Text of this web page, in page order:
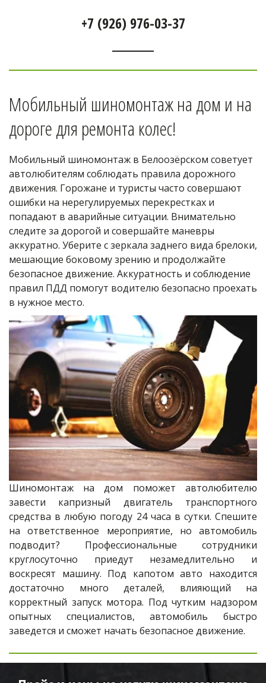
+7 (926) 976-03-37
Мобильный шиномонтаж на дом и на
дороге для ремонта колес!
Мобильный шиномонтаж в Белоозёрском советует
автолюбителям соблюдать правила дорожного
движения. Горожане и туристы часто совершают
ошибки на нерегулируемых перекрестках и
попадают в аварийные ситуации. Внимательно
следите за дорогой и совершайте маневры
аккуратно. Уберите с зеркала заднего вида брелоки,
мешающие боковому зрению и продолжайте
безопасное движение. Аккуратность и соблюдение
правил ПДД помогут водителю безопасно проехать
в нужное место.
Шиномонтаж на дом поможет автолюбителю
завести капризный двигатель транспортного
средства в любую погоду 24 часа в сутки. Спешите
на ответственное мероприятие, но автомобиль
подводит? Профессиональные сотрудники
круглосуточно приедут незамедлительно и
воскресят машину. Под капотом авто находится
достаточно много деталей, влияющий на
корректный запуск мотора. Под чутким надзором
опытных специалистов, автомобиль быстро
заведется и сможет начать безопасное движение.